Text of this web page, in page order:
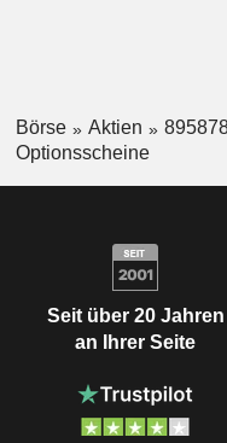
Börse Aktien
Optionsscheine
Seit über 20 Jahren
an Ihrer Seite